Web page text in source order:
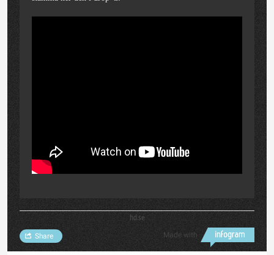
hd.se
Made with
Share